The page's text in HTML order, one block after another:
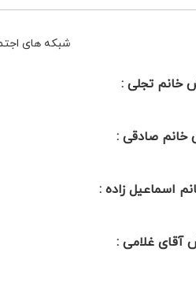
شبکه های
خانم تجلی :
خانم صادقی :
اسماعیل زاده :
آقای غلامی :